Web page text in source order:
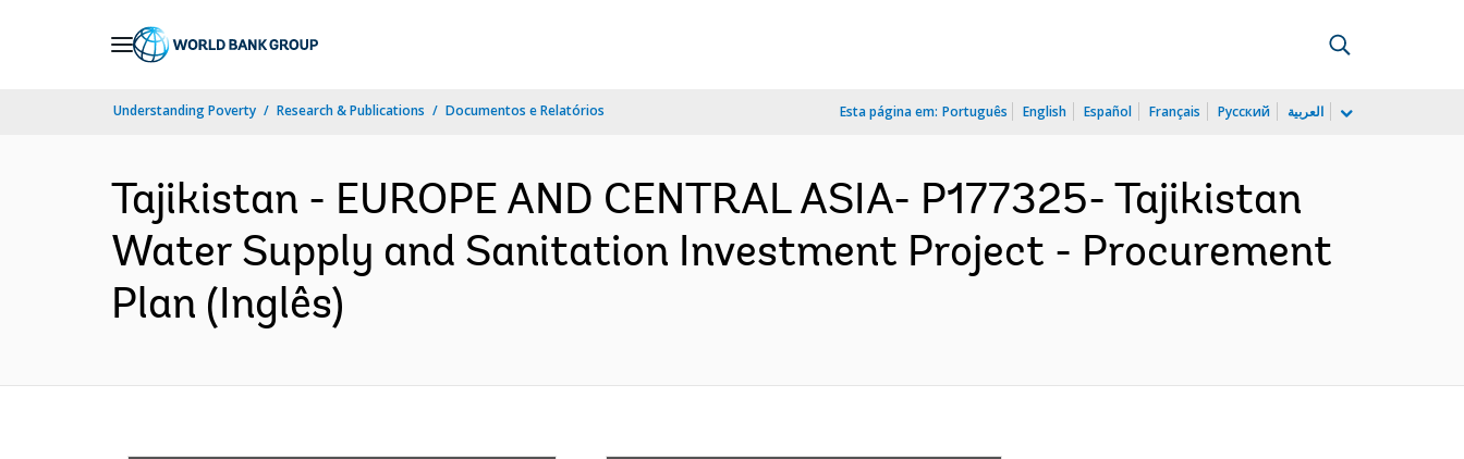
Understanding Poverty Research & Publications Documentos e Relatórios Esta página em: Português English Español Français Русский العربية
Tajikistan - EUROPE AND CENTRAL ASIA- P177325- Tajikistan
Water Supply and Sanitation Investment Project - Procurement
Plan (Inglês)